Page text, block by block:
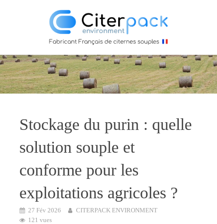
Stockage du purin : quelle
solution souple et
conforme pour les
exploitations agricoles ?
27 Fév 2026
CITERPACK ENVIRONMENT
121 vues